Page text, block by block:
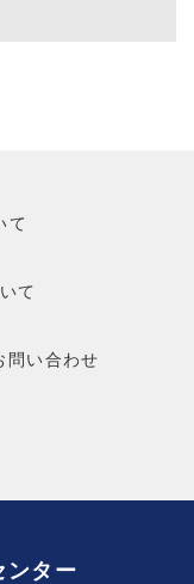
て
て
問い合わせ
ンター